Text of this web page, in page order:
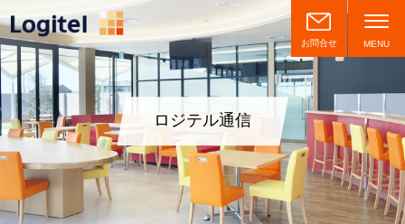
お問合せ MENU
ロジテル通信